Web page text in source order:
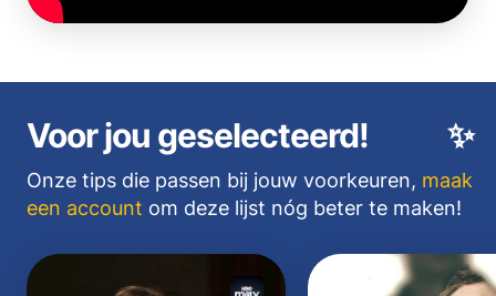
✨
Voor jou geselecteerd!
Onze tips die passen bij jouw voorkeuren, maak
een account om deze lijst nóg beter te maken!